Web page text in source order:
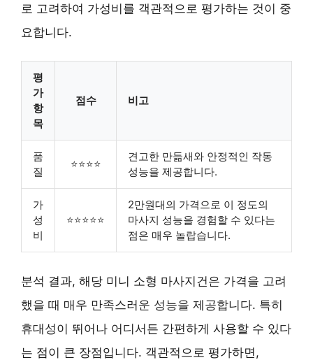
로 고려하여 가성비를 객관적으로 평가하는 것이 중
요합니다.
평
가
항
목
점수 비고
품
질
⭐⭐⭐⭐
견고한 만듦새와 안정적인 작동
성능을 제공합니다.
가
성
비
⭐⭐⭐⭐⭐
2만원대의 가격으로 이 정도의
마사지 성능을 경험할 수 있다는
점은 매우 놀랍습니다.
분석 결과, 해당 미니 소형 마사지건은 가격을 고려
했을 때 매우 만족스러운 성능을 제공합니다. 특히
휴대성이 뛰어나 어디서든 간편하게 사용할 수 있다
는 점이 큰 장점입니다. 객관적으로 평가하면,